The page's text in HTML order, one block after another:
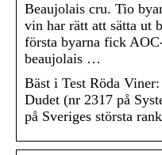
Beaujolais cru. Tio
vin har rätt att sätta ut
första byarna fick
beaujolais …
Bäst i Test Röda
Dudet (nr 2317 på
på Sveriges största